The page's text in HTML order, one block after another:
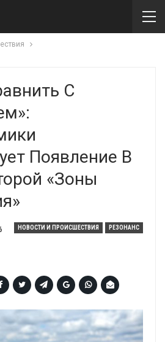
С
Появление В
«зоны
НОВОСТИ И ПРОИСШЕСТВИЯ РЕЗОНАНС